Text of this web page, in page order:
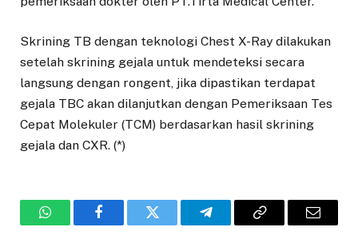
Skrining TB dengan teknologi Chest X-Ray dilakukan
setelah skrining gejala untuk mendeteksi secara
langsung dengan rongent, jika dipastikan terdapat
gejala TBC akan dilanjutkan dengan Pemeriksaan Tes
Cepat Molekuler (TCM) berdasarkan hasil skrining
gejala dan CXR. (*)
WhatsAppFacebookTwitter TelegramCopy
Email